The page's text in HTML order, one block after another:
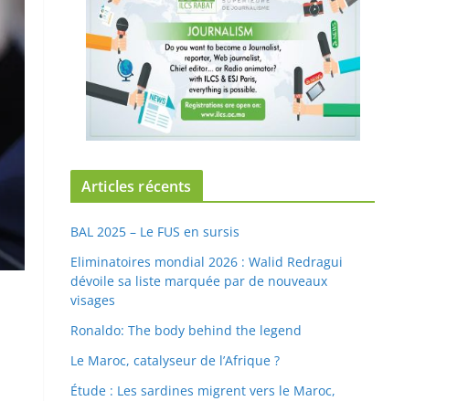
Articles récents
BAL 2025 – Le FUS en sursis
Eliminatoires mondial 2026 : Walid Redragui
dévoile sa liste marquée par de nouveaux
visages
Ronaldo: The body behind the legend
Le Maroc, catalyseur de l’Afrique ?
Étude : Les sardines migrent vers le Maroc,